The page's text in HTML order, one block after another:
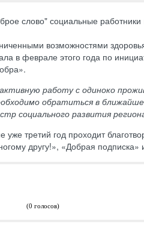
слово" социальные
возможностями
в феврале этого года по
работу с одиноко
обратиться в
социального развития
уже третий год проходит
другу!», «Добрая
(0 голосов)